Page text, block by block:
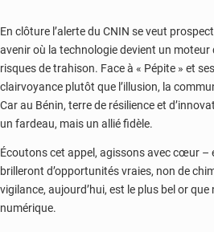
En clôture l’alerte du CNIN se veut
avenir où la technologie devient un moteur
risques de trahison. Face à « Pépite » et
clairvoyance plutôt que l’illusion, la
Car au Bénin, terre de résilience et
un fardeau, mais un allié fidèle.
Écoutons cet appel, agissons avec cœur –
brilleront d’opportunités vraies, non de
vigilance, aujourd’hui, est le plus bel or
numérique.